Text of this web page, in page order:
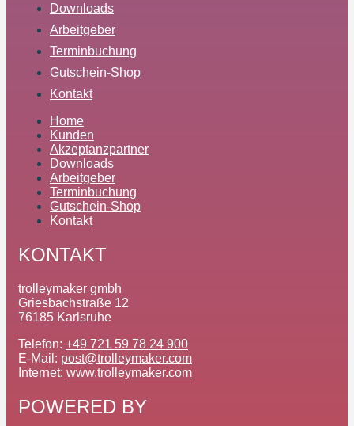
Downloads
Arbeitgeber
Terminbuchung
Gutschein-Shop
Kontakt
Home
Kunden
Akzeptanzpartner
Downloads
Arbeitgeber
Terminbuchung
Gutschein-Shop
Kontakt
KONTAKT
trolleymaker gmbh
Griesbachstraße 12
76185 Karlsruhe
Telefon: +49 721 59 78 24 900
E-Mail: post@trolleymaker.com
Internet: www.trolleymaker.com
POWERED BY